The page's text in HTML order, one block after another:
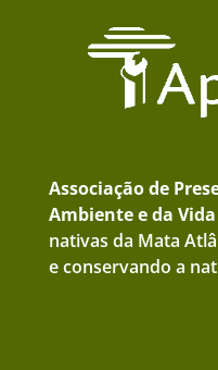
Associação de
Ambiente e da Vida
nativas da Mata
e conservando a